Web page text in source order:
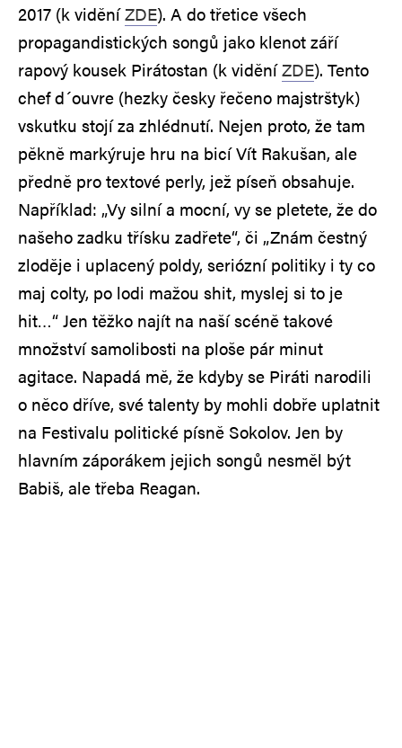
2017 (k viděníZDE). A do třetice všech
propagandistických songů jako klenot září
rapový kousek Pirátostan (k viděníZDE). Tento
chef d´ouvre (hezky česky řečeno majstrštyk)
vskutku stojí za zhlédnutí. Nejen proto, že tam
pěkně markýruje hru na bicí Vít Rakušan, ale
předně pro textové perly, jež píseň obsahuje.
Například: „Vy silní a mocní, vy se pletete, že do
našeho zadku třísku zadřete“, či „Znám čestný
zloděje i uplacený poldy, seriózní politiky i ty co
maj colty, po lodi mažou shit, myslej si to je
hit…“ Jen těžko najít na naší scéně takové
množství samolibosti na ploše pár minut
agitace. Napadá mě, že kdyby se Piráti narodili
o něco dříve, své talenty by mohli dobře uplatnit
na Festivalu politické písně Sokolov. Jen by
hlavním záporákem jejich songů nesměl být
Babiš, ale třeba Reagan.